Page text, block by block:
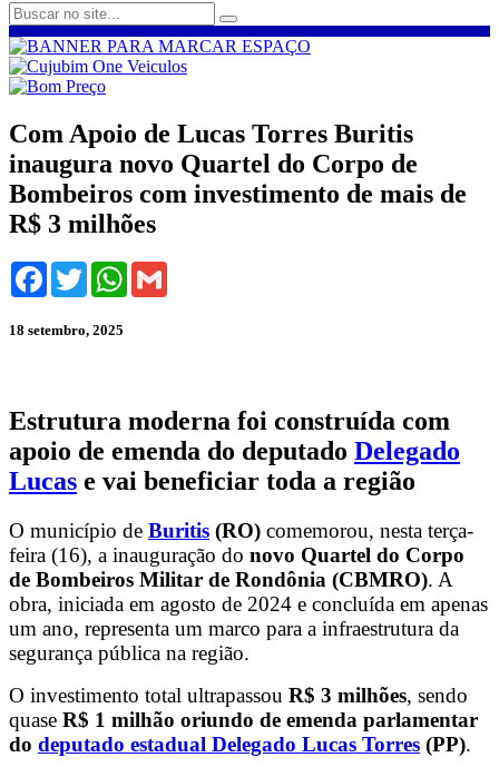
Com Apoio de Lucas Torres Buritis
inaugura novo Quartel do Corpo de
Bombeiros com investimento de mais de
R$ 3 milhões
Facebook
TwitterWhatsApp
18 setembro, 2025
Estrutura moderna foi construída com
apoio de emenda do deputado Delegado
Lucas e vai beneficiar toda a região
O município de Buritis (RO) comemorou, nesta terça-
feira (16), a inauguração do novo Quartel do Corpo
de Bombeiros Militar de Rondônia (CBMRO). A
obra, iniciada em agosto de 2024 e concluída em apenas
um ano, representa um marco para a infraestrutura da
segurança pública na região.
O investimento total ultrapassou R$ 3 milhões, sendo
quase R$ 1 milhão oriundo de emenda parlamentar
do deputado estadual Delegado Lucas Torres (PP).